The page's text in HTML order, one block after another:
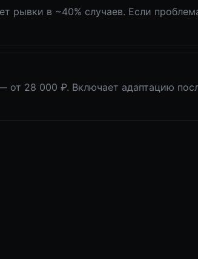
рывки в ~40% случаев. Если
от 28 000 ₽. Включает адаптацию